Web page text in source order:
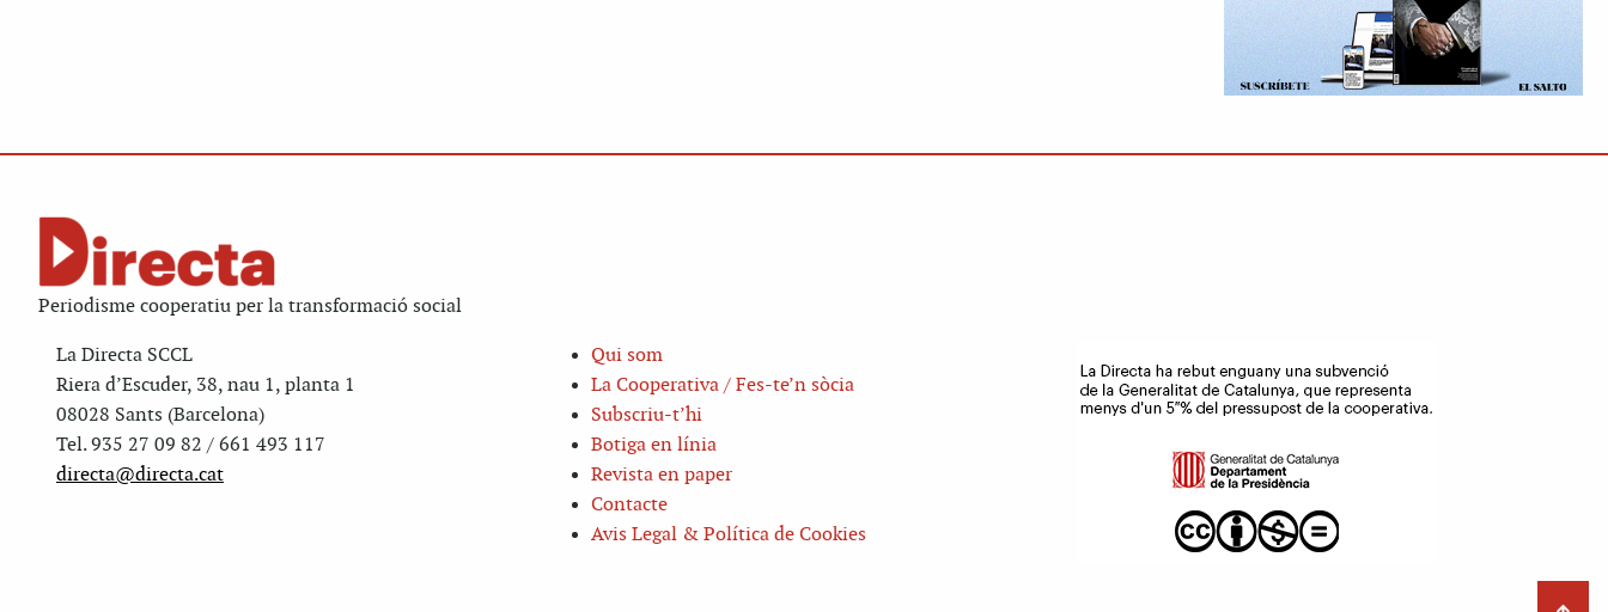
Periodisme cooperatiu per la transformació social
La Directa SCCL
Riera d’Escuder, 38, nau 1, planta 1
08028 Sants (Barcelona)
Tel. 935 27 09 82 / 661 493 117
directa@directa.cat
Qui som
La Cooperativa / Fes-te’n sòcia
Subscriu-t’hi
Botiga en línia
Revista en paper
Contacte
Avis Legal & Política de Cookies